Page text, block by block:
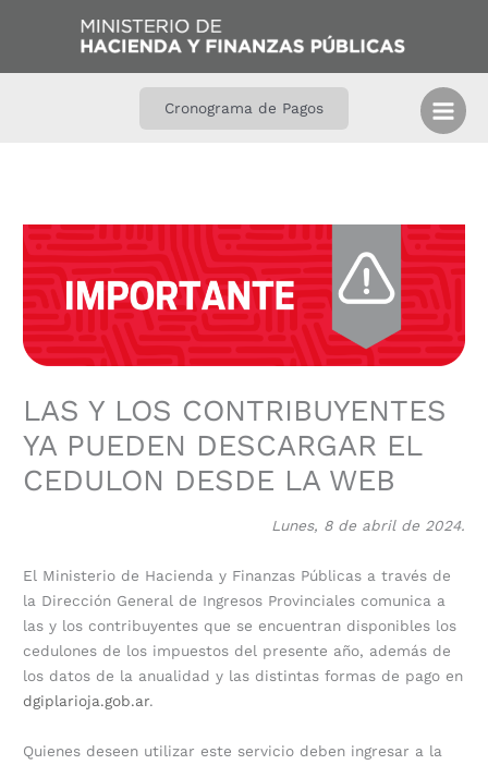
Cronograma de Pagos
LAS Y LOS CONTRIBUYENTES
YA PUEDEN DESCARGAR EL
CEDULON DESDE LA WEB
Lunes, 8 de abril de 2024.
El Ministerio de Hacienda y Finanzas Públicas a través de
la Dirección General de Ingresos Provinciales comunica a
las y los contribuyentes que se encuentran disponibles los
cedulones de los impuestos del presente año, además de
los datos de la anualidad y las distintas formas de pago en
dgiplarioja.gob.ar.
Quienes deseen utilizar este servicio deben ingresar a la
s